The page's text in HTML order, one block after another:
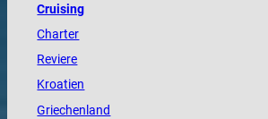
Cruising
Charter
Reviere
Kroatien
Griechenland